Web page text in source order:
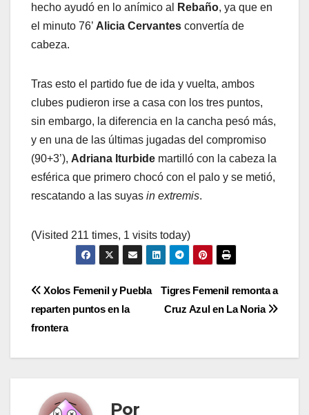
hecho ayudó en lo anímico al
Rebaño, ya que en
el minuto 76’ Alicia Cervantes convertía de
cabeza.
Tras esto el partido fue de ida y vuelta, ambos
clubes pudieron irse a casa con los tres puntos,
sin embargo, la diferencia en la cancha pesó más,
y en una de las últimas jugadas del compromiso
(90+3’), Adriana Iturbide martilló con la cabeza la
esférica que primero chocó con el palo y se metió,
rescatando a las suyas in extremis.
(Visited 211 times, 1 visits today)
Navegación
de
entradas
Tigres Femenil remonta a
Cruz Azul en La Noria
Xolos Femenil y Puebla
reparten puntos en la
frontera
Por